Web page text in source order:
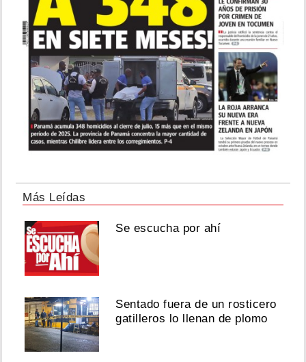
Más Leídas
Se escucha por ahí
Sentado fuera de un rosticero
gatilleros lo llenan de plomo